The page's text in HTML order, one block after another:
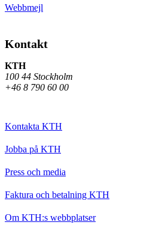
Webbmejl
Kontakt
KTH
100 44 Stockholm
+46 8 790 60 00
Kontakta KTH
Jobba på KTH
Press och media
Faktura och betalning KTH
Om KTH:s webbplatser